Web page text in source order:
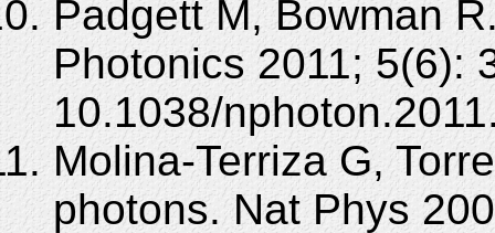
Padgett M, Bowman
Photonics 2011; 5(6):
10.1038/
Molina-Terriza G,
photons. Nat Phys